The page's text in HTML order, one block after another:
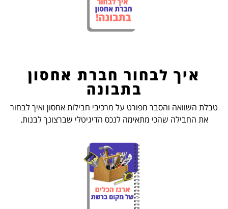
איך לבחור חברת אחסון
בתבונה
טבלת השוואה והסבר מפורט על מרכיבי חבילות אחסון ואיך לבחור
את החבילה שהכי מתאימה לנכס הדיגיטלי שברצונך לבנות.